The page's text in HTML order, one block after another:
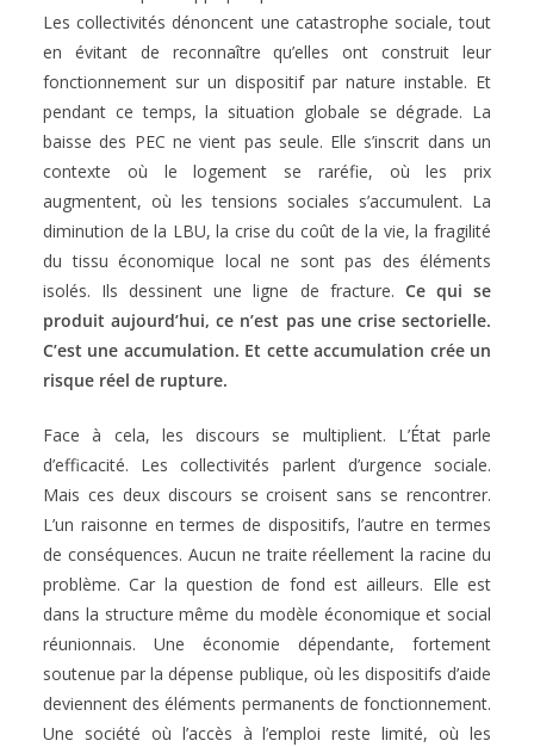
Les collectivités dénoncent une catastrophe sociale, tout
en évitant de reconnaître qu’elles ont construit leur
fonctionnement sur un dispositif par nature instable. Et
pendant ce temps, la situation globale se dégrade. La
baisse des PEC ne vient pas seule. Elle s’inscrit dans un
contexte où le logement se raréfie, où les prix
augmentent, où les tensions sociales s’accumulent. La
diminution de la LBU, la crise du coût de la vie, la fragilité
du tissu économique local ne sont pas des éléments
isolés. Ils dessinent une ligne de fracture. Ce qui se
produit aujourd’hui, ce n’est pas une crise sectorielle.
C’est une accumulation. Et cette accumulation crée un
risque réel de rupture.
Face à cela, les discours se multiplient. L’État parle
d’efficacité. Les collectivités parlent d’urgence sociale.
Mais ces deux discours se croisent sans se rencontrer.
L’un raisonne en termes de dispositifs, l’autre en termes
de conséquences. Aucun ne traite réellement la racine du
problème. Car la question de fond est ailleurs. Elle est
dans la structure même du modèle économique et social
réunionnais. Une économie dépendante, fortement
soutenue par la dépense publique, où les dispositifs d’aide
deviennent des éléments permanents de fonctionnement.
Une société où l’accès à l’emploi reste limité, où les